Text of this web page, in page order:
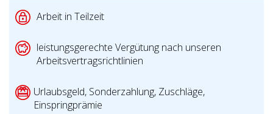
Arbeit in Teilzeit
leistungsgerechte Vergütung nach unseren
Arbeitsvertragsrichtlinien
Urlaubsgeld, Sonderzahlung, Zuschläge,
Einspringprämie